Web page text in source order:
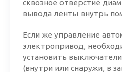
сквозное отверстие
вывода ленты внутрь
Если же управление
электропривод,
установить
(внутри или снаружи, в